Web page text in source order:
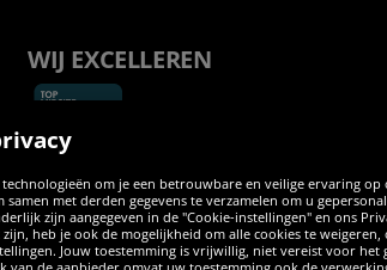
WIJ EXCELLEREN
om je een betrouwbare en veilige ervaring
samen met derden gegevens te verzamelen om u
zijn aangegeven in de "Cookie-instellingen" en ons
heb je ook de mogelijkheid om alle cookies te
Jouw toestemming is vrijwillig, niet vereist voor